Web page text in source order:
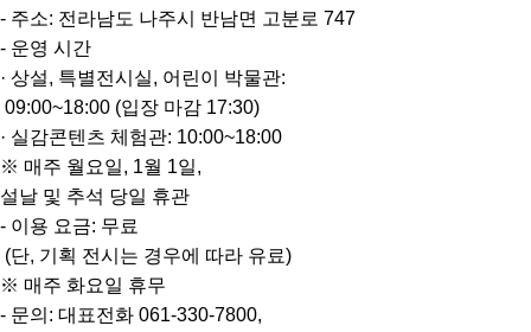
- 주소: 전라남도 나주시 반남면 고분로 747
- 운영 시간
· 상설, 특별전시실, 어린이 박물관:
09:00~18:00 (입장 마감 17:30)
· 실감콘텐츠 체험관: 10:00~18:00
※ 매주 월요일, 1월 1일,
설날 및 추석 당일 휴관
- 이용 요금: 무료
(단, 기획 전시는 경우에 따라 유료)
※ 매주 화요일 휴무
- 문의: 대표전화 061-330-7800,